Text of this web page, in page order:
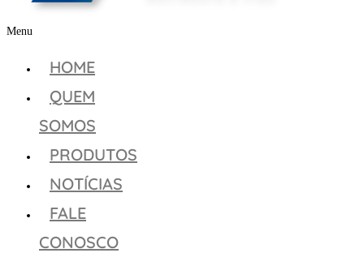
Menu
HOME
QUEM
SOMOS
PRODUTOS
NOTÍCIAS
FALE
CONOSCO